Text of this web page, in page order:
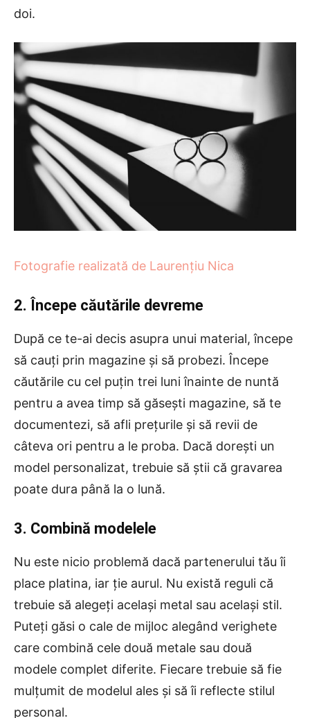
doi.
Fotografie realizată de Laurențiu Nica
2. Începe căutările devreme
După ce te-ai decis asupra unui material, începe
să cauţi prin magazine şi să probezi. Începe
căutările cu cel puţin trei luni înainte de nuntă
pentru a avea timp să găseşti magazine, să te
documentezi, să afli preţurile şi să revii de
câteva ori pentru a le proba. Dacă doreşti un
model personalizat, trebuie să știi că gravarea
poate dura până la o lună.
3. Combină modelele
Nu este nicio problemă dacă partenerului tău îi
place platina, iar ție aurul. Nu există reguli că
trebuie să alegeţi acelaşi metal sau acelaşi stil.
Puteţi găsi o cale de mijloc alegând verighete
care combină cele două metale sau două
modele complet diferite. Fiecare trebuie să fie
mulţumit de modelul ales şi să îi reflecte stilul
personal.